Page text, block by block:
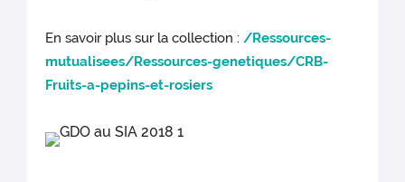
En savoir plus sur la collection :/Ressources-
mutualisees/Ressources-genetiques/CRB-
Fruits-a-pepins-et-rosiers